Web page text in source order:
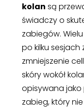
kolan są
świadczy o
zabiegów.
po kilku sesjach
zmniejszenie
skóry wokół
opisywana jako
zabieg, który